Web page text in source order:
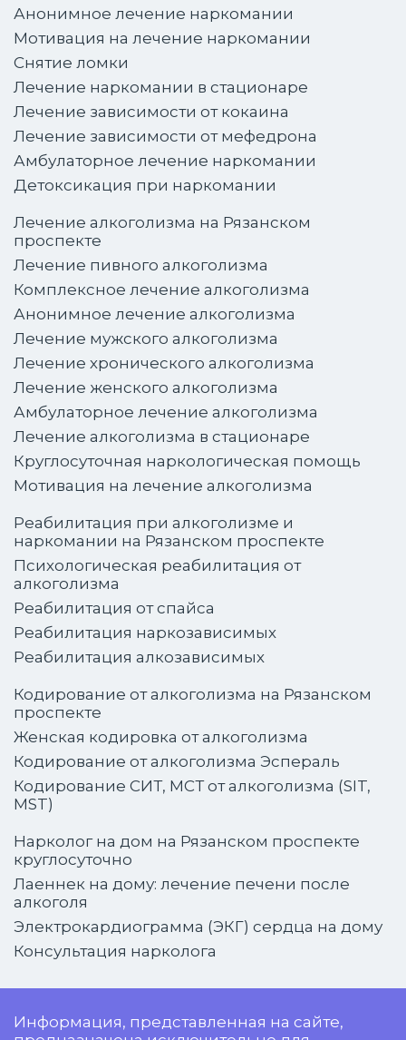
Анонимное лечение наркомании
Мотивация на лечение наркомании
Снятие ломки
Лечение наркомании в стационаре
Лечение зависимости от кокаина
Лечение зависимости от мефедрона
Амбулаторное лечение наркомании
Детоксикация при наркомании
Лечение алкоголизма на Рязанском
проспекте
Лечение пивного алкоголизма
Комплексное лечение алкоголизма
Анонимное лечение алкоголизма
Лечение мужского алкоголизма
Лечение хронического алкоголизма
Лечение женского алкоголизма
Амбулаторное лечение алкоголизма
Лечение алкоголизма в стационаре
Круглосуточная наркологическая помощь
Мотивация на лечение алкоголизма
Реабилитация при алкоголизме и
наркомании на Рязанском проспекте
Психологическая реабилитация от
алкоголизма
Реабилитация от спайса
Реабилитация наркозависимых
Реабилитация алкозависимых
Кодирование от алкоголизма на Рязанском
проспекте
Женская кодировка от алкоголизма
Кодирование от алкоголизма Эспераль
Кодирование СИТ, МСТ от алкоголизма (SIT,
MST)
Нарколог на дом на Рязанском проспекте
круглосуточно
Лаеннек на дому: лечение печени после
алкоголя
Электрокардиограмма (ЭКГ) сердца на дому
Консультация нарколога
Информация, представленная на сайте,